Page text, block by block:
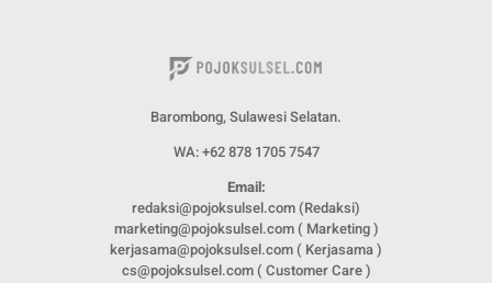
Barombong, Sulawesi Selatan.
WA: +62 878 1705 7547
Email:
redaksi@pojoksulsel.com (Redaksi)
marketing@pojoksulsel.com ( Marketing )
kerjasama@pojoksulsel.com ( Kerjasama )
cs@pojoksulsel.com ( Customer Care )